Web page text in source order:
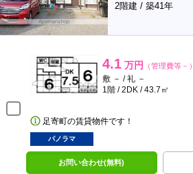
2階建 / 築41年
4.1 万円 （管理費等－）
敷 － / 礼 －
1階 / 2DK / 43.7㎡
足寄町の賃貸物件です！
パノラマ
お問い合わせ(無料)